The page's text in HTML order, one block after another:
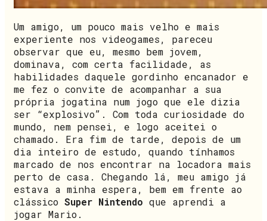
Um amigo, um pouco mais velho e mais
experiente nos videogames, pareceu
observar que eu, mesmo bem jovem,
dominava, com certa facilidade, as
habilidades daquele gordinho encanador e
me fez o convite de acompanhar a sua
própria jogatina num jogo que ele dizia
ser “explosivo”. Com toda curiosidade do
mundo, nem pensei, e logo aceitei o
chamado. Era fim de tarde, depois de um
dia inteiro de estudo, quando tínhamos
marcado de nos encontrar na locadora mais
perto de casa. Chegando lá, meu amigo já
estava a minha espera, bem em frente ao
clássico Super Nintendo que aprendi a
jogar Mario.